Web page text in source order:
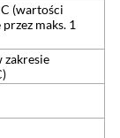
(wartości
maks. 1
zakresie